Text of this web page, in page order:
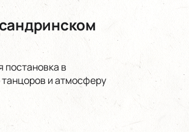
в
и атмосферу